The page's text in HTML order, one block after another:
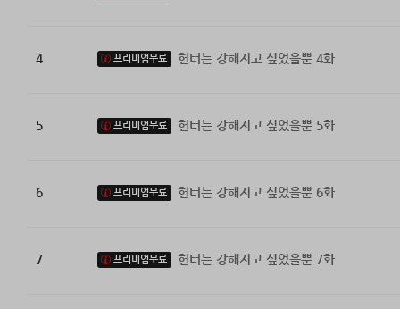
4 프리미엄무료 헌터는 강해지고 싶었을뿐 4화
5 프리미엄무료 헌터는 강해지고 싶었을뿐 5화
6 프리미엄무료 헌터는 강해지고 싶었을뿐 6화
7 프리미엄무료 헌터는 강해지고 싶었을뿐 7화